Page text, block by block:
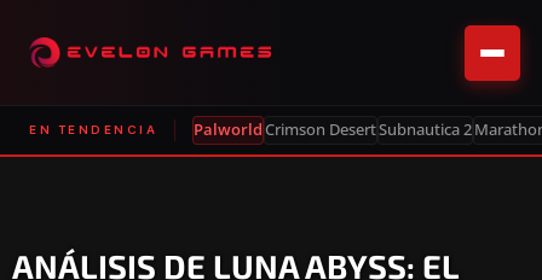
EN TENDENCIA PalworldCrimson DesertSubnautica 2
ANÁLISIS DE LUNA ABYSS: EL